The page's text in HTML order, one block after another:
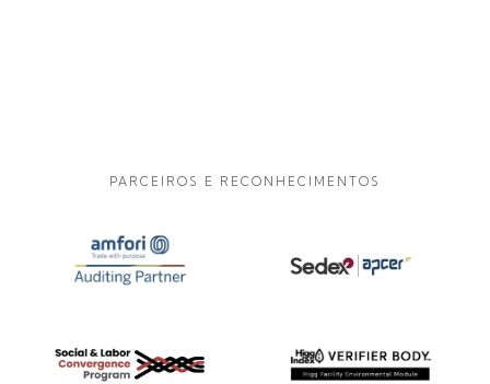
PARCEIROS E RECONHECIMENTOS